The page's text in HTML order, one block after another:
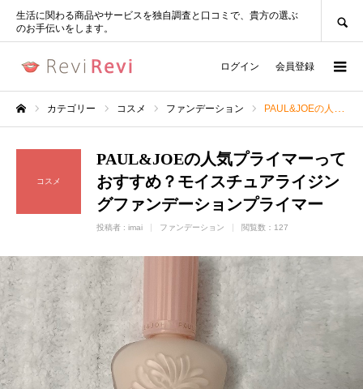
生活に関わる商品やサービスを独自調査と口コミで、貴方の選ぶ
のお手伝いをします。
ログイン 会員登録
カテゴリー コスメ ファンデーション PAUL&JOEの人気プライマーっておすすめ？モイスチュアライジングファンデーションプライマー
コスメ
PAUL&JOEの人気プライマーって
おすすめ？モイスチュアライジン
グファンデーションプライマー
投稿者 : imai ファンデーション 閲覧数：127